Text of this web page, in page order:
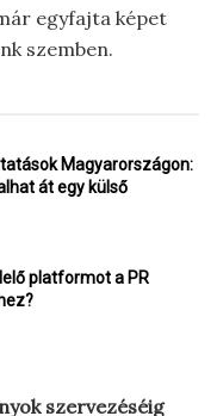
egyfajta képet
szemben.
Magyarországon:
át egy külső
platformot a PR
szervezéséig